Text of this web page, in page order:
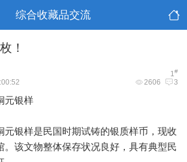
综合收藏品交流
！
1#
2606 3
元银样
元银样是民国时期试铸的银质样币，现收
。该文物整体保存状况良好，具有典型民